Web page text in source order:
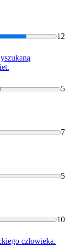
12
5
7
5
10
ego człowieka.